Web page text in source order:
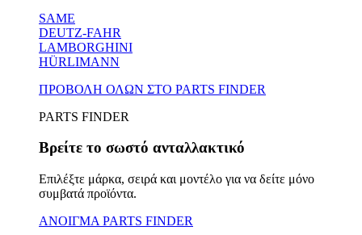
SAME
DEUTZ-FAHR
LAMBORGHINI
HÜRLIMANN
ΠΡΟΒΟΛΗ ΟΛΩΝ ΣΤΟ PARTS FINDER
PARTS FINDER
Βρείτε το σωστό ανταλλακτικό
Επιλέξτε μάρκα, σειρά και μοντέλο για να δείτε μόνο
συμβατά προϊόντα.
ΑΝΟΙΓΜΑ PARTS FINDER